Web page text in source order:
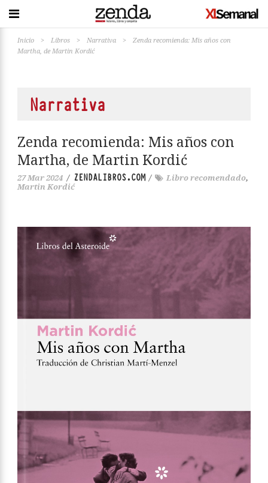
Inicio > Libros > Narrativa >
Zenda recomienda: Mis años con
Martha, de Martin Kordić
Narrativa
Zenda recomienda: Mis años con
Martha, de Martin Kordić
27 Mar 2024 / ZENDALIBROS.COM/ Libro recomendado,
Martin Kordić